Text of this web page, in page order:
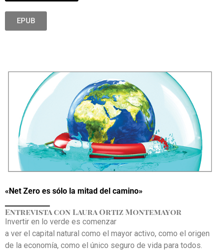
EPUB
«Net Zero es sólo la mitad del camino»
Entrevista con Laura Ortiz Montemayor
Invertir en lo verde es comenzar
a ver el capital natural como el mayor activo, como el origen
de la economía, como el único seguro de vida para todos.